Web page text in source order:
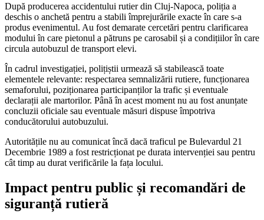
După producerea accidentului rutier din Cluj-Napoca, poliția a
deschis o anchetă pentru a stabili împrejurările exacte în care s-a
produs evenimentul. Au fost demarate cercetări pentru clarificarea
modului în care pietonul a pătruns pe carosabil și a condițiilor în care
circula autobuzul de transport elevi.
În cadrul investigației, polițiștii urmează să stabilească toate
elementele relevante: respectarea semnalizării rutiere, funcționarea
semaforului, poziționarea participanților la trafic și eventuale
declarații ale martorilor. Până în acest moment nu au fost anunțate
concluzii oficiale sau eventuale măsuri dispuse împotriva
conducătorului autobuzului.
Autoritățile nu au comunicat încă dacă traficul pe Bulevardul 21
Decembrie 1989 a fost restricționat pe durata intervenției sau pentru
cât timp au durat verificările la fața locului.
Impact pentru public și recomandări de
siguranță rutieră